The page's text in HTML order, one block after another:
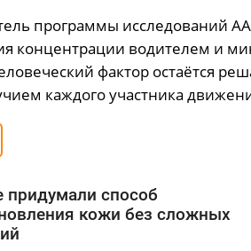
программы исследований
концентрации водителем и
фактор остаётся
каждого участника
придумали способ
кожи без сложных